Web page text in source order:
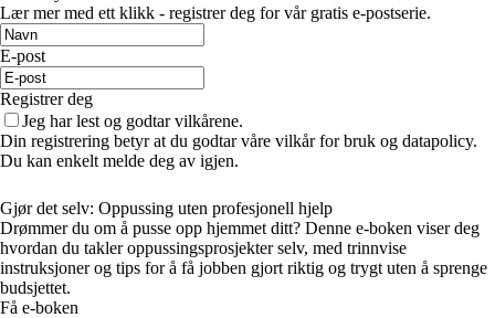
Lær mer med ett klikk - registrer deg for vår gratis e-postserie.
E-post
Registrer deg
Jeg har lest og godtar vilkårene.
Din registrering betyr at du godtar våre vilkår for bruk og datapolicy.
Du kan enkelt melde deg av igjen.
Gjør det selv: Oppussing uten profesjonell hjelp
Drømmer du om å pusse opp hjemmet ditt? Denne e-boken viser deg
hvordan du takler oppussingsprosjekter selv, med trinnvise
instruksjoner og tips for å få jobben gjort riktig og trygt uten å sprenge
budsjettet.
Få e-boken